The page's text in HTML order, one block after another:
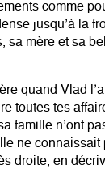
comme
jusqu’à la
mère et sa
quand Vlad
toutes tes
famille n’ont
ne
droite, en